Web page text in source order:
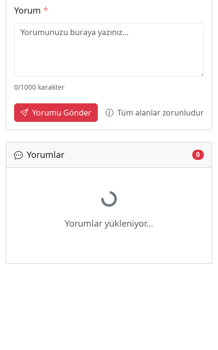
Yorum *
0/1000 karakter
Yorumu Gönder Tüm alanlar zorunludur
Yorumlar 0
Yükleniyor...
Yorumlar yükleniyor...